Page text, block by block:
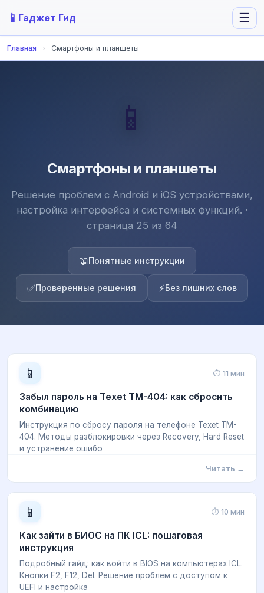
📱 Гаджет Гид ☰
Главная › Смартфоны и планшеты
📱
Смартфоны и планшеты
Решение проблем с Android и iOS устройствами,
настройка интерфейса и системных функций. ·
страница 25 из 64
📖Понятные инструкции
✅Проверенные решения ⚡Без лишних слов
📱 ⏱ 11 мин
Забыл пароль на Texet TM-404: как сбросить
комбинацию
Инструкция по сбросу пароля на телефоне Texet TM-
404. Методы разблокировки через Recovery, Hard Reset
и устранение ошибо
Читать →
📱 ⏱ 10 мин
Как зайти в БИОС на ПК ICL: пошаговая
инструкция
Подробный гайд: как войти в BIOS на компьютерах ICL.
Кнопки F2, F12, Del. Решение проблем с доступом к
UEFI и настройка